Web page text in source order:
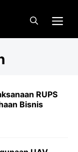
RUPS
Bisnis